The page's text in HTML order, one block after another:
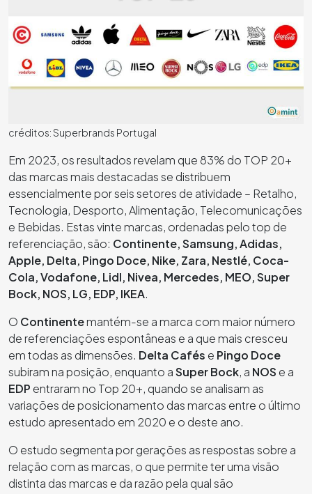
créditos: Superbrands Portugal
Em 2023, os resultados revelam que 83% do TOP 20+
das marcas mais destacadas se distribuem
essencialmente por seis setores de atividade – Retalho,
Tecnologia, Desporto, Alimentação, Telecomunicações
e Bebidas. Estas vinte marcas, ordenadas pelo top de
referenciação, são: Continente, Samsung, Adidas,
Apple, Delta, Pingo Doce, Nike, Zara, Nestlé, Coca-
Cola, Vodafone, Lidl, Nivea, Mercedes, MEO, Super
Bock, NOS, LG, EDP, IKEA.
O Continentemantém-se a marca com maior número
de referenciações espontâneas e a que mais cresceu
em todas as dimensões. Delta Cafés e Pingo Doce
subiram na posição, enquanto aSuper Bock, a NOS e a
EDP entraram no Top 20+, quando se analisam as
variações de posicionamento das marcas entre o último
estudo apresentado em 2020 e o deste ano.
O estudo segmenta por gerações as respostas sobre a
relação com as marcas, o que permite ter uma visão
distinta das marcas e da razão pela qual são